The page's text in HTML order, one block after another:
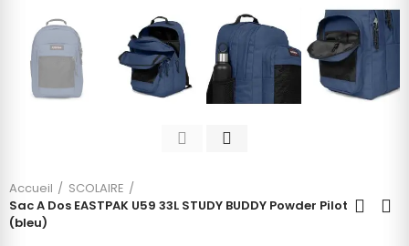
Accueil
SCOLAIRE
Sac A Dos EASTPAK U59 33L STUDY BUDDY Powder Pilot
(bleu)